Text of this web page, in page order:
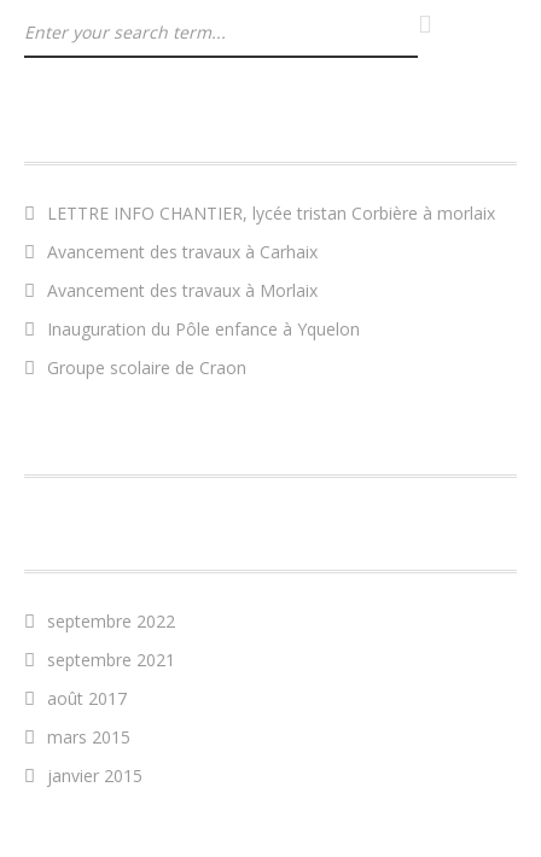
LETTRE INFO CHANTIER, lycée tristan Corbière à morlaix
Avancement des travaux à Carhaix
Avancement des travaux à Morlaix
Inauguration du Pôle enfance à Yquelon
Groupe scolaire de Craon
septembre 2022
septembre 2021
août 2017
mars 2015
janvier 2015